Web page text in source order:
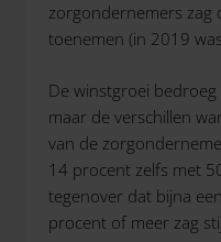
zorgondernemers zag
toenemen (in 2019
De winstgroei
maar de verschillen
van de
14 procent zelfs met
tegenover dat bijna
procent of meer zag